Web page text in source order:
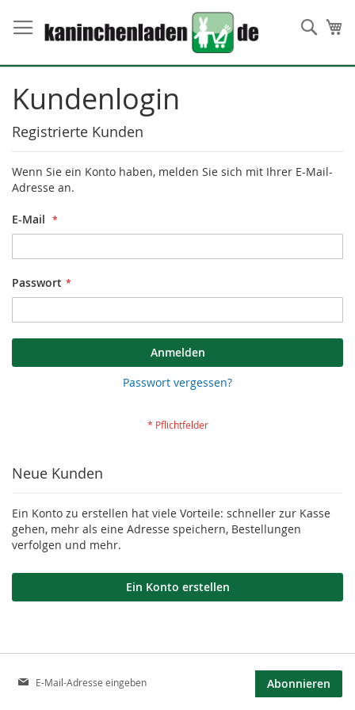
zum
Inhalt
Kundenlogin
Registrierte Kunden
Wenn Sie ein Konto haben, melden Sie sich mit Ihrer E-Mail-
Adresse an.
E-Mail
Passwort
Anmelden
Passwort vergessen?
Neue Kunden
Ein Konto zu erstellen hat viele Vorteile: schneller zur Kasse
gehen, mehr als eine Adresse speichern, Bestellungen
verfolgen und mehr.
Ein Konto erstellen
Anmeldung
Abonnieren